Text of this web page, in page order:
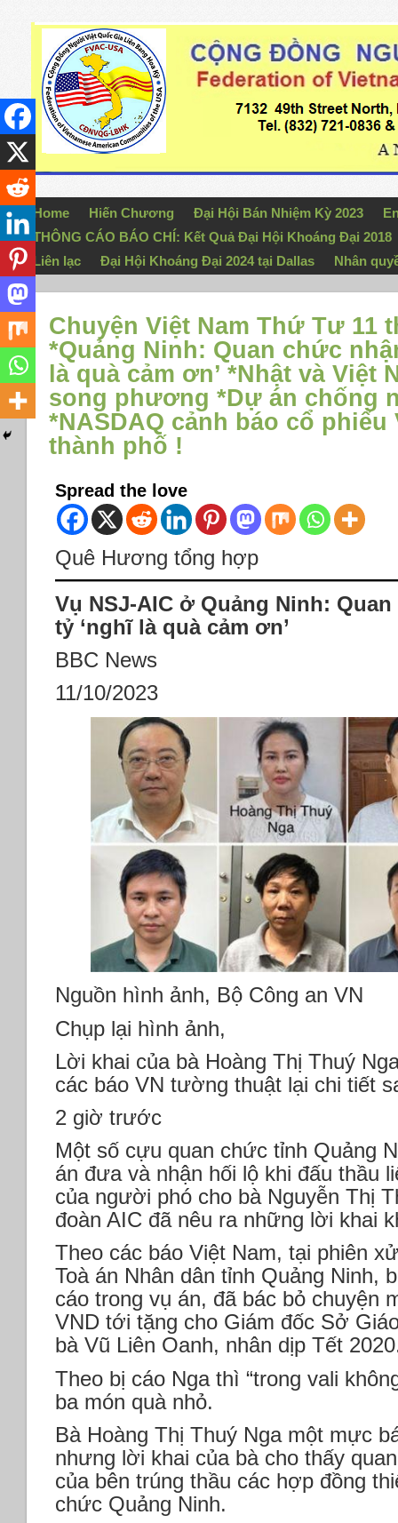
Home Hiến Chương Đại Hội Bán Nhiệm Kỳ 2023
THÔNG CÁO BÁO CHÍ: Kết Quả Đại Hội Khoáng Đại 2018
Liên lạc
Đại Hội Khoáng Đại 2024 tại Dallas Nhân
Chuyện Việt Nam Thứ Tư 11
*Quảng Ninh: Quan chức
là quà cảm ơn’ *Nhật và Việt
song phương *Dự án chống
*NASDAQ cảnh báo cổ
thành phố !
Spread the love
Quê Hương tổng hợp
Vụ NSJ-AIC ở Quảng Ninh:
tỷ ‘nghĩ là quà cảm ơn’
BBC News
11/10/2023
Nguồn hình ảnh, Bộ Công an VN
Chụp lại hình ảnh,
Lời khai của bà Hoàng Thị Thuý
các báo VN tường thuật lại chi tiết
2 giờ trước
Một số cựu quan chức tỉnh Quảng
án đưa và nhận hối lộ khi đấu thầu
của người phó cho bà Nguyễn Thị
đoàn AIC đã nêu ra những lời khai
Theo các báo Việt Nam, tại phiên
Toà án Nhân dân tỉnh Quảng Ninh,
cáo trong vụ án, đã bác bỏ chuyện
VND tới tặng cho Giám đốc Sở
bà Vũ Liên Oanh, nhân dịp Tết
Theo bị cáo Nga thì “trong vali
ba món quà nhỏ.
Bà Hoàng Thị Thuý Nga một mực
nhưng lời khai của bà cho thấy
của bên trúng thầu các hợp đồng
chức Quảng Ninh.